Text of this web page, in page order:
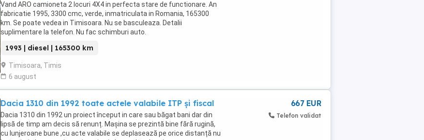
Vand ARO camioneta 2 locuri 4X4 in perfecta stare de functionare. An
fabricatie 1995, 3300 cmc, verde, inmatriculata in Romania, 165300
km. Se poate vedea in Timisoara. Nu se basculeaza. Detalii
suplimentare la telefon. Nu fac schimburi auto.
1993 | diesel | 165300 km
Timisoara, Timis
6 august
Dacia 1310 din 1992 toate actele valabile ITP și fiscal
Dacia 1310 din 1992 un proiect început in care sau băgat bani dar din
lipsă de timp am decis să renunț. Mașina se prezintă bine fără rugină,
cu lunjeroane bune ,cu acte valabile se deplasează pe orice distanță nu
667 EUR
Telefon validat